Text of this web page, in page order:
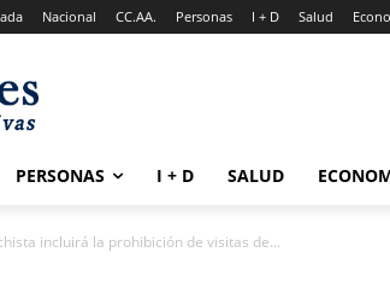
Nacional CC.AA. Personas I + D Salud
PERSONAS I + D SALUD
incluirá la prohibición de visitas de...